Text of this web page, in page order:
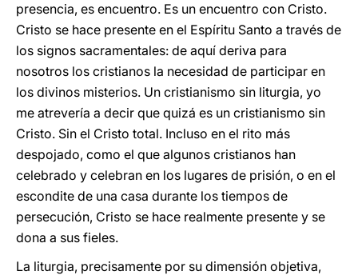
presencia, es encuentro. Es un encuentro con Cristo.
Cristo se hace presente en el Espíritu Santo a través de
los signos sacramentales: de aquí deriva para
nosotros los cristianos la necesidad de participar en
los divinos misterios. Un cristianismo sin liturgia, yo
me atrevería a decir que quizá es un cristianismo sin
Cristo. Sin el Cristo total. Incluso en el rito más
despojado, como el que algunos cristianos han
celebrado y celebran en los lugares de prisión, o en el
escondite de una casa durante los tiempos de
persecución, Cristo se hace realmente presente y se
dona a sus fieles.
La liturgia, precisamente por su dimensión objetiva,